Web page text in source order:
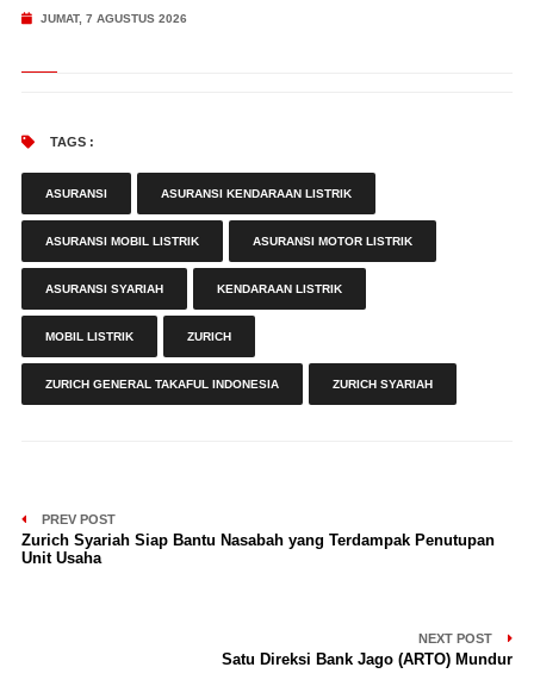
JUMAT, 7 AGUSTUS 2026
TAGS :
ASURANSI ASURANSI KENDARAAN LISTRIK
ASURANSI MOBIL LISTRIK ASURANSI MOTOR LISTRIK
ASURANSI SYARIAH KENDARAAN LISTRIK
MOBIL LISTRIK ZURICH
ZURICH GENERAL TAKAFUL INDONESIA ZURICH SYARIAH
PREV POST
Zurich Syariah Siap Bantu Nasabah yang Terdampak Penutupan
Unit Usaha
NEXT POST
Satu Direksi Bank Jago (ARTO) Mundur